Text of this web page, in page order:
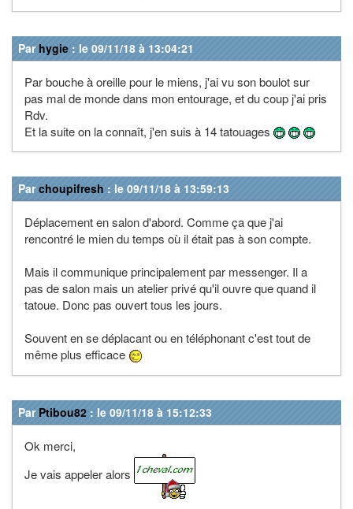
Par hygie : le 09/11/18 à 13:04:21
Par bouche à oreille pour le miens, j'ai vu son boulot sur
pas mal de monde dans mon entourage, et du coup j'ai pris
Rdv.
Et la suite on la connaît, j'en suis à 14 tatouages
Parchoupifresh : le 09/11/18 à 13:59:13
Déplacement en salon d'abord. Comme ça que j'ai
rencontré le mien du temps où il était pas à son compte.
Mais il communique principalement par messenger. Il a
pas de salon mais un atelier privé qu'il ouvre que quand il
tatoue. Donc pas ouvert tous les jours.
Souvent en se déplacant ou en téléphonant c'est tout de
même plus efficace
Par Ptibou82 : le 09/11/18 à 15:12:33
Ok merci,
Je vais appeler alors